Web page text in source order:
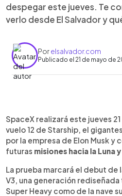
despegar este jueves. Te
verlo desde El Salvador y
Porelsalvador.com
Publicado el 21 de mayo de
► Escuchar artículo
SpaceX realizará este
12 de Starship, el cohete
por la compañía de Elon
lanzamiento abrirá a las 4:30
Salvador y la transmisión
las 3:45 p.m. El lanzamiento
spacex.com, YouTube y X.
debut del Starship V3 e
SpaceX realizará este jueves
vuelo 12 de Starship, el
por la empresa de Elon Musk y
futuras misiones hacia la Luna
La prueba marcará el debut de
V3, una generación
Super Heavy como de la nave